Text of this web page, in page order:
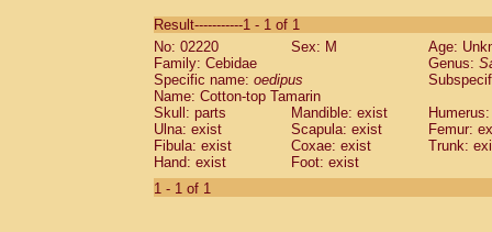
CebidaeSaguinus labiatus(0)
Cebidae Saguinus leucopus (0)
Cebidae
CebidaeSaguinus mystax
Cebidae Saguinus nigricollis (0)
Cebidae Saguinus oedipus
Cebidae Saguinus weddelli
Cebidae Saguinusspp.
Cebidae
Result-----------1 - 1 of 1
No: 02220
Sex: M
Age:
Family: Cebidae
Genus:
Specific name: oedipus
Name: Cotton-top Tamarin
Skull: parts
Mandible: exist
Ulna: exist
Scapula: exist
Femur:
Fibula: exist
Coxae: exist
Trunk:
Hand: exist
Foot: exist
1 - 1 of 1